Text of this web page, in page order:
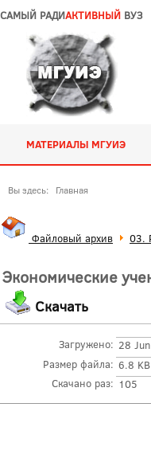
САМЫЙ РАДИАКТИВНЫЙ ВУЗ
МАТЕРИАЛЫ МГУИЭ
Вы здесь: Главная
Файловый архив 03.
Экономические
Скачать
Загружено: 28
Размер файла: 6.8 KB
Скачано раз: 105